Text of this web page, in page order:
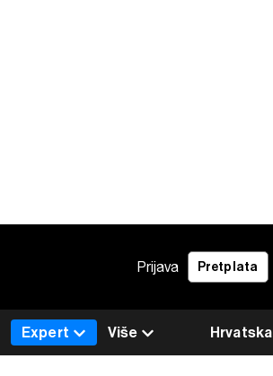
Prijava Pretplata
Hrvatska
Expert Više